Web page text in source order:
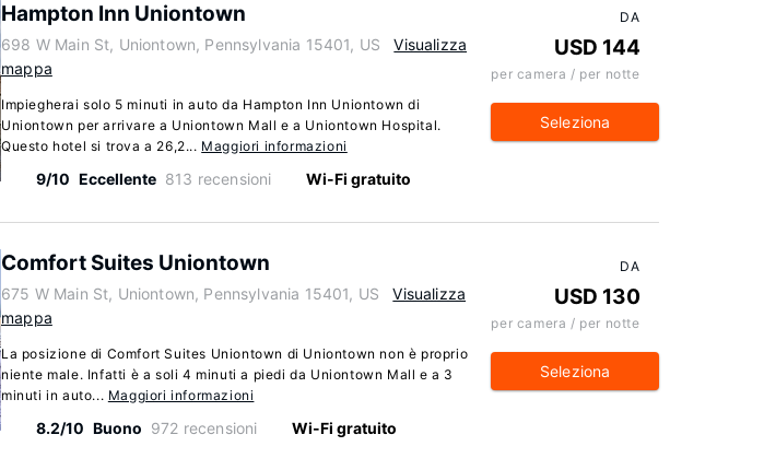
Hampton Inn Uniontown
698 W Main St, Uniontown, Pennsylvania 15401, US
Visualizza
mappa
Impiegherai solo 5 minuti in auto da Hampton Inn Uniontown di
Uniontown per arrivare a Uniontown Mall e a Uniontown Hospital.
Questo hotel si trova a 26,2... Maggiori informazioni
9/10 Eccellente 813 recensioni Wi-Fi gratuito
DA
USD 144
per camera / per notte
Seleziona
Comfort Suites Uniontown
675 W Main St, Uniontown, Pennsylvania 15401, US
Visualizza
mappa
La posizione di Comfort Suites Uniontown di Uniontown non è proprio
niente male. Infatti è a soli 4 minuti a piedi da Uniontown Mall e a 3
minuti in auto... Maggiori informazioni
8.2/10 Buono 972 recensioni Wi-Fi gratuito
DA
USD 130
per camera / per notte
Seleziona